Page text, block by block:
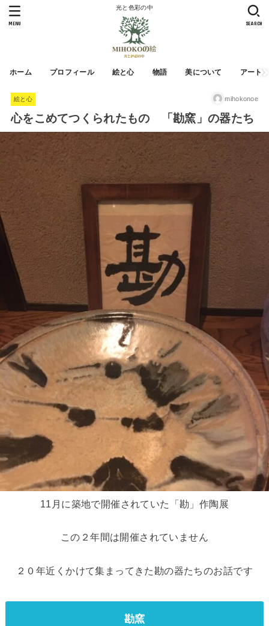
光と色彩の中
ホーム プロフィール 絵と心 物語 美について アート
SEARCH
MENU
絵と心 mihokonoe
心をこめてつくられたもの 「勘窯」の器たち
11月に築地で開催されていた「勘」作陶展
この２年間は開催されていません
２０年近くかけて集まってきた勘の器たちのお話です
勘窯